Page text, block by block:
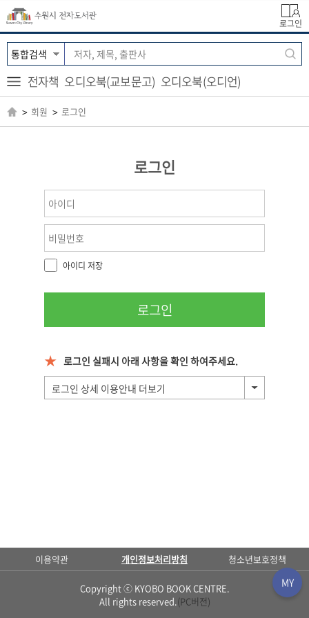
로그인
전자책 오디오북(교보문고) 오디오북(오디언)
회원 로그인
로그인
아이디 저장
로그인
로그인 실패시 아래 사항을 확인 하여주세요.
로그인 상세 이용안내 더보기
이용약관 개인정보처리방침 청소년보호정책
Copyright ⓒ KYOBO BOOK CENTRE.
All rights reserved.(PC버전)